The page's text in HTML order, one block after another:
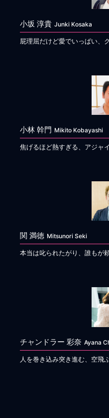
小坂 淳貴 Junki Kosaka
屁理屈だけど愛でいっぱい、
小林 幹門 Mikito Kobayashi
焦げるほど熱すぎる、アジャ
関 満徳 Mitsunori Seki
本当は叱られたがり、誰もが
チャンドラー 彩奈 Ayana
人を巻き込み突き進む、空飛